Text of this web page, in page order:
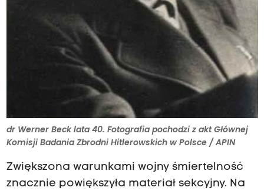
dr Werner Beck lata 40. Fotografia pochodzi z akt Głównej
Komisji Badania Zbrodni Hitlerowskich w Polsce / APIN
Zwiększona warunkami wojny śmiertelność
znacznie powiększyła materiał sekcyjny. Na